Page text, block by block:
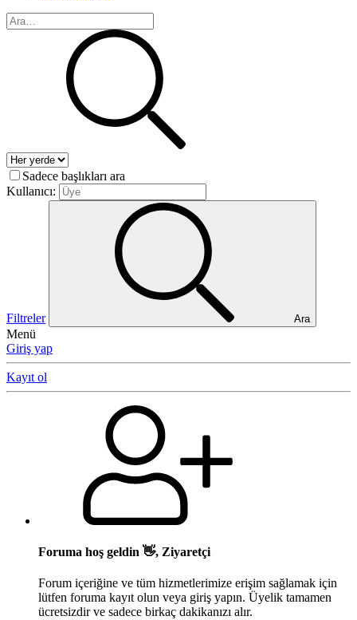
Sadece başlıkları ara
Kullanıcı:
Filtreler Ara
Menü
Giriş yap
Kayıt ol
Foruma hoş geldin 👋, Ziyaretçi
Forum içeriğine ve tüm hizmetlerimize erişim sağlamak için
lütfen foruma kayıt olun veya giriş yapın. Üyelik tamamen
ücretsizdir ve sadece birkaç dakikanızı alır.